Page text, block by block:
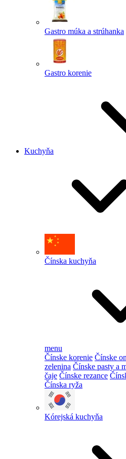
Gastro múka a strúhanka
Gastro korenie
Kuchyňa
Čínska kuchyňa
menu
Čínske korenie Čínske
zelenina Čínske pasty a
čaje Čínske rezance
Čínska ryža
Kórejská kuchyňa